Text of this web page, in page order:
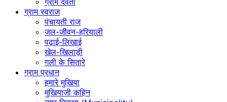
ग्राम स्वराज
पंचायती राज
जल-जीवन-हरियाली
पढ़ाई-लिखाई
खेल-खिलाड़ी
गली के सितारे
ग्राम प्रधान
हमारे मुखिया
मुखियाजी कहिन